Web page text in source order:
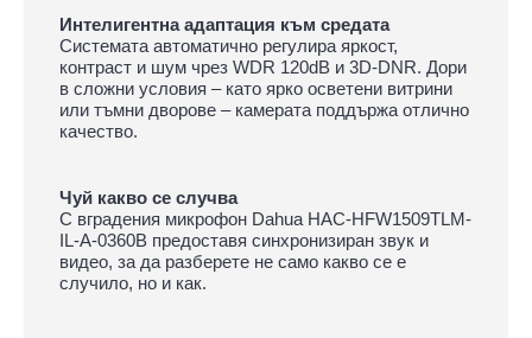
Интелигентна адаптация към средата
Системата автоматично регулира яркост,
контраст и шум чрез WDR 120dB и 3D-DNR. Дори
в сложни условия – като ярко осветени витрини
или тъмни дворове – камерата поддържа отлично
качество.
Чуй какво се случва
С вградения микрофон Dahua HAC-HFW1509TLM-
IL-A-0360B предоставя синхронизиран звук и
видео, за да разберете не само какво се е
случило, но и как.